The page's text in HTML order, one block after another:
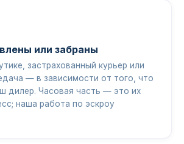
или забраны
застрахованный курьер или
— в зависимости от того, что
дилер. Часовая часть — это их
наша работа по эскроу